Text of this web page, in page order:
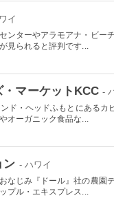
イ
ンターやアラモアナ・ビー
見られると評判です...
マーケットKCC -
ド・ヘッドふもとにあるカ
オーガニック食品な...
ン - ハワイ
なじみ『ドール』社の農園
プル・エキスプレス...